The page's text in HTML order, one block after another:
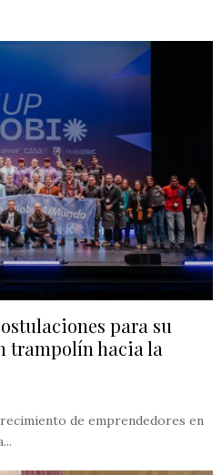
para su
trampolín hacia la
de emprendedores en